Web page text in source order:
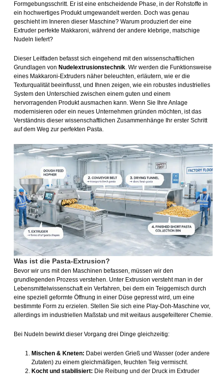
Formgebungsschritt. Er ist eine entscheidende Phase, in der Rohstoffe in
ein hochwertiges Produkt umgewandelt werden. Doch was genau
geschieht im Inneren dieser Maschine? Warum produziert der eine
Extruder perfekte Makkaroni, während der andere klebrige, matschige
Nudeln liefert?
Dieser Leitfaden befasst sich eingehend mit den wissenschaftlichen
Grundlagen von Nudelextrusionstechnik. Wir werden die Funktionsweise
eines Makkaroni-Extruders näher beleuchten, erläutern, wie er die
Texturqualität beeinflusst, und Ihnen zeigen, wie ein robustes industrielles
System den Unterschied zwischen einem guten und einem
hervorragenden Produkt ausmachen kann. Wenn Sie Ihre Anlage
modernisieren oder ein neues Unternehmen gründen möchten, ist das
Verständnis dieser wissenschaftlichen Zusammenhänge Ihr erster Schritt
auf dem Weg zur perfekten Pasta.
Was ist die Pasta-Extrusion?
Bevor wir uns mit den Maschinen befassen, müssen wir den
grundlegenden Prozess verstehen. Unter Extrusion versteht man in der
Lebensmittelwissenschaft ein Verfahren, bei dem ein Teiggemisch durch
eine speziell geformte Öffnung in einer Düse gepresst wird, um eine
bestimmte Form zu erzielen. Stellen Sie sich eine Play-Doh-Maschine vor,
allerdings im industriellen Maßstab und mit weitaus ausgefeilterer Chemie.
Bei Nudeln bewirkt dieser Vorgang drei Dinge gleichzeitig:
Mischen & Kneten: Dabei werden Grieß und Wasser (oder andere
Zutaten) zu einem gleichmäßigen, feuchten Teig vermischt.
Kocht und stabilisiert: Die Reibung und der Druck im Extruder